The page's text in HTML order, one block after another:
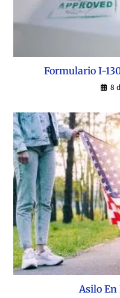
Formulario I-
8
Asilo En